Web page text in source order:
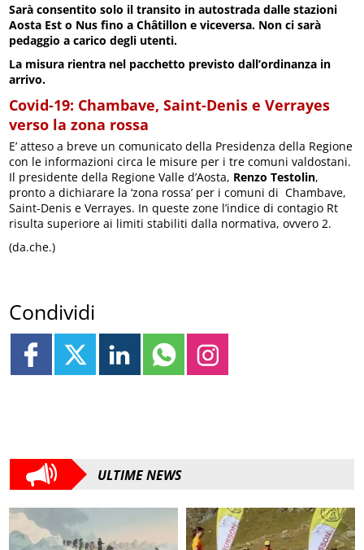
Sarà consentito solo il transito in autostrada dalle stazioni
Aosta Est o Nus fino a Châtillon e viceversa. Non ci sarà
pedaggio a carico degli utenti.
La misura rientra nel pacchetto previsto dall’ordinanza in
arrivo.
Covid-19: Chambave, Saint-Denis e Verrayes
verso la zona rossa
E’ atteso a breve un comunicato della Presidenza della Regione
con le informazioni circa le misure per i tre comuni valdostani.
Il presidente della Regione Valle d’Aosta, Renzo Testolin,
pronto a dichiarare la ‘zona rossa’ per i comuni di Chambave,
Saint-Denis e Verrayes. In queste zone l’indice di contagio Rt
risulta superiore ai limiti stabiliti dalla normativa, ovvero 2.
(da.che.)
Condividi
ULTIME NEWS